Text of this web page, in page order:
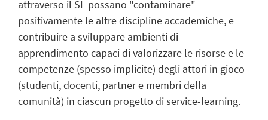
attraverso il SL possano "contaminare"
positivamente le altre discipline accademiche, e
contribuire a sviluppare ambienti di
apprendimento capaci di valorizzare le risorse e le
competenze (spesso implicite) degli attori in gioco
(studenti, docenti, partner e membri della
comunità) in ciascun progetto di service-learning.